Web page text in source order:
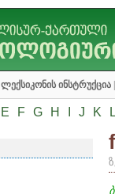
ლექსიკონის ინსტრუქცია
E F G H J K L